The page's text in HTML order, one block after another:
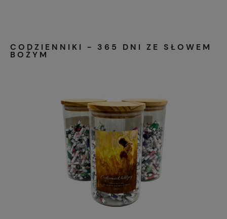
CODZIENNIKI - 365 DNI ZE SŁOWEM
BOŻYM